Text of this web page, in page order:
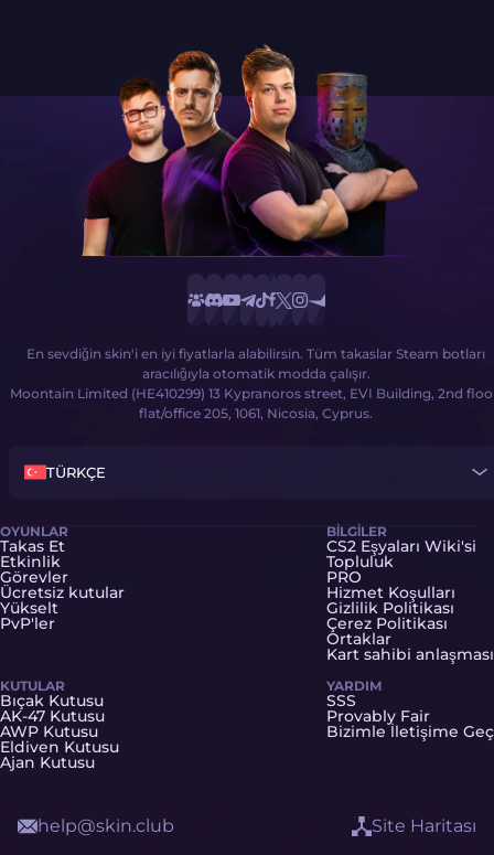
En sevdiğin skin'i en iyi fiyatlarla alabilirsin. Tüm takaslar Steam botları
aracılığıyla otomatik modda çalışır.
Moontain Limited (HE410299) 13 Kypranoros street, EVI Building, 2nd
flat/office 205, 1061, Nicosia, Cyprus.
TÜRKÇE
OYUNLAR
Takas Et
Etkinlik
Görevler
Ücretsiz kutular
Yükselt
PvP'ler
KUTULAR
Bıçak Kutusu
AK-47 Kutusu
AWP Kutusu
Eldiven Kutusu
Ajan Kutusu
BILGILER
CS2 Eşyaları Wiki'si
Topluluk
PRO
Hizmet Koşulları
Gizlilik Politikası
Çerez Politikası
Ortaklar
Kart sahibi anlaşması
YARDIM
SSS
Provably Fair
Bizimle İletişime Geç
help@skin.club Site Haritası